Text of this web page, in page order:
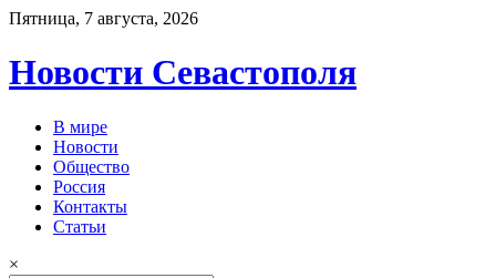
Пятница, 7 августа, 2026
Новости Севастополя
В мире
Новости
Общество
Россия
Контакты
Статьи
×